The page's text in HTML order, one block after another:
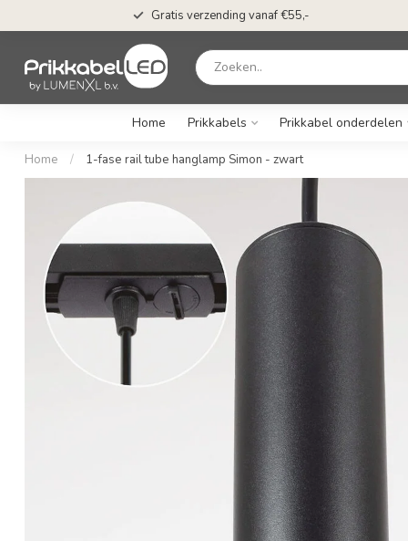
Gratis verzending vanaf €55,-
Home Prikkabels Prikkabel onderdelen
Home / 1-fase rail tube hanglamp Simon - zwart